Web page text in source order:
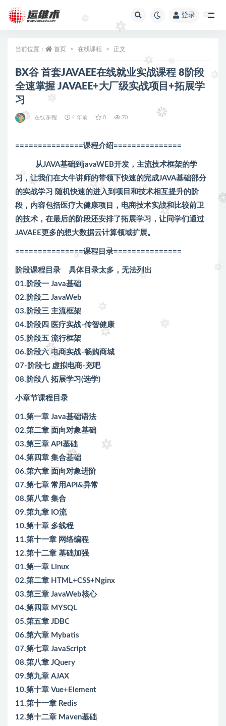
登录
当前位置： 首页 在线课程 正文
BX谷 首套JAVAEE在线就业实战课程 8阶段
全速掌握 JAVAEE+大厂级实战项目+拓展学
习
在线课程 4 年前 0 70
===============课程介绍===============
从JAVA基础到javaWEB开发，主流技术框架的学
习，让我们在大牛讲师的带领下快速的完成JAVA基础部分
的实战学习 随机快速的进入到项目和技术相互提升的阶
段，内容包括医疗大健康项目，电商技术实战和比较前卫
的技术，在最后的阶段还安排了拓展学习，让同学们通过
JAVAEE更多的想大数据云计算领域扩展。
===============课程目录===============
阶段课程目录 具体目录太多，无法列出
01.阶段一 Java基础
02.阶段二 JavaWeb
03.阶段三 主流框架
04.阶段四 医疗实战-传智健康
05.阶段五 流行框架
06.阶段六 电商实战-畅购商城
07-阶段七 虚拟电商-充吧
08.阶段八 拓展学习(选学)
小章节课程目录
01.第一章 Java基础语法
02.第二章 面向对象基础
03.第三章 API基础
04.第四章 集合基础
06.第六章 面向对象进阶
07.第七章 常用API&异常
08.第八章 集合
09.第九章 IO流
10.第十章 多线程
11.第十一章 网络编程
12.第十二章 基础加强
01.第一章 Linux
02.第二章 HTML+CSS+Nginx
03.第三章 JavaWeb核心
04.第四章 MYSQL
05.第五章 JDBC
06.第六章 Mybatis
07.第七章 JavaScript
08.第八章 JQuery
09.第九章 AJAX
10.第十章 Vue+Element
11.第十一章 Redis
12.第十二章 Maven基础